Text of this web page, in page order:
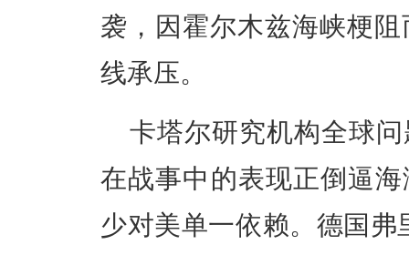
袭，因霍尔木兹海峡梗
线承压。
卡塔尔研究机构全球
在战事中的表现正倒逼
少对美单一依赖。德国弗